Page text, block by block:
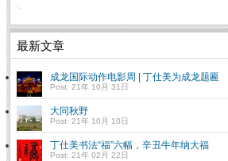
最新文章
成龙国际动作电影周 | 丁仕美为成龙题匾
Post: 21年 10月 31日
大同秋野
Post: 21年 10月 10日
丁仕美书法“福”六幅，辛丑牛年纳大福
Post: 21年 02月 22日